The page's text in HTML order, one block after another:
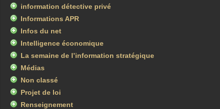
information détective privé
Informations APR
Infos du net
Intelligence économique
La semaine de l’information stratégique
Médias
Non classé
Projet de loi
Renseignement